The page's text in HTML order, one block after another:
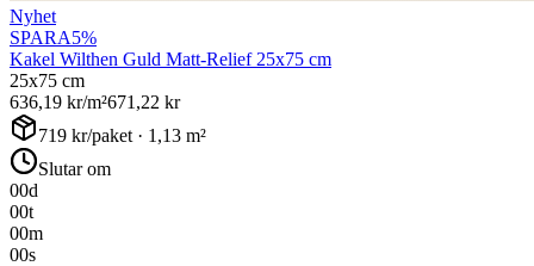
Nyhet
SPARA5%
Kakel Wilthen Guld Matt-Relief 25x75 cm
25x75 cm
636,19 kr/m²671,22 kr
719 kr/paket · 1,13 m²
Slutar om
00d
00t
00m
00s